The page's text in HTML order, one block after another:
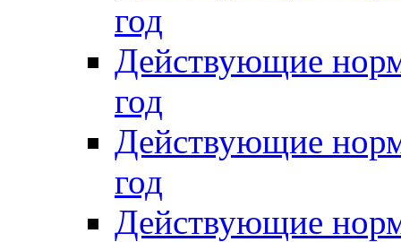
год
Действующие
год
Действующие
год
Действующие